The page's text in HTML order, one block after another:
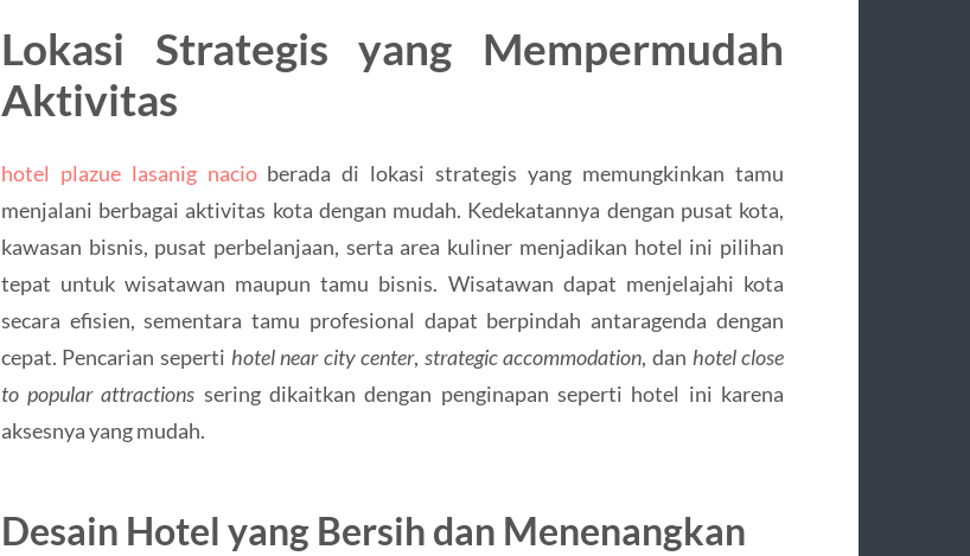
Lokasi Strategis yang Mempermudah
Aktivitas
hotel plazue lasanig nacioberada di lokasi strategis yang memungkinkan tamu
menjalani berbagai aktivitas kota dengan mudah. Kedekatannya dengan pusat kota,
kawasan bisnis, pusat perbelanjaan, serta area kuliner menjadikan hotel ini pilihan
tepat untuk wisatawan maupun tamu bisnis. Wisatawan dapat menjelajahi kota
secara efisien, sementara tamu profesional dapat berpindah antaragenda dengan
cepat. Pencarian seperti hotel near city center, strategic accommodation, dan hotel close
to popular attractions sering dikaitkan dengan penginapan seperti hotel ini karena
aksesnya yang mudah.
Desain Hotel yang Bersih dan Menenangkan